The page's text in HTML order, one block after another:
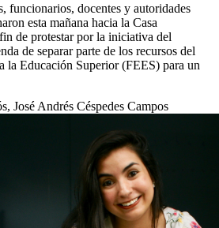
funcionarios, docentes y autoridades
esta mañana hacia la Casa
de protestar por la iniciativa del
de separar parte de los recursos del
la Educación Superior (FEES) para un
José Andrés Céspedes Campos